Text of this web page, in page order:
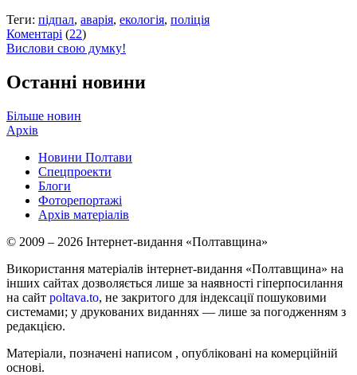
Теги: підпал, аварія, екологія, поліція
Коментарі (22)
Вислови свою думку!
Останні новини
Більше новин
Архів
Новини Полтави
Спецпроекти
Блоги
Фоторепортажі
Архів матеріалів
© 2009 – 2026 Інтернет-видання «Полтавщина»
Використання матеріалів інтернет-видання «Полтавщина» на
інших сайтах дозволяється лише за наявності гіперпосилання
на сайт poltava.to, не закритого для індексації пошуковими
системами; у друкованих виданнях — лише за погодженням з
редакцією.
Матеріали, позначені написом , опубліковані на комерційній
основі.